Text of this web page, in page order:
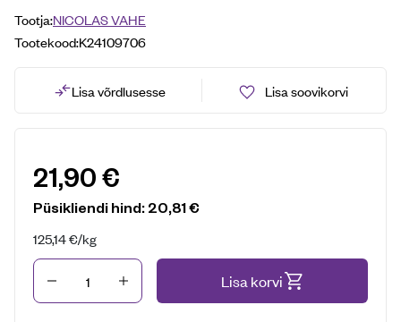
Tootja:NICOLAS VAHE
Tootekood:K24109706
Lisa võrdlusesse Lisa soovikorvi
21,90€
Püsikliendi hind:20,81€
125,14€/kg
Kogus Lisa korvi